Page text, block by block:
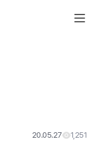
20.05.27 1,251